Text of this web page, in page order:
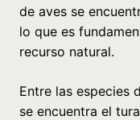
de aves se
lo que es
recurso natural.
Entre las especies
se encuentra el